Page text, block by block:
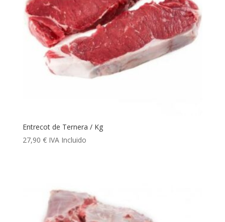
Entrecot de Ternera / Kg
27,90 € IVA Incluido